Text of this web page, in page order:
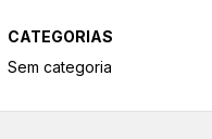
CATEGORIAS
Sem categoria